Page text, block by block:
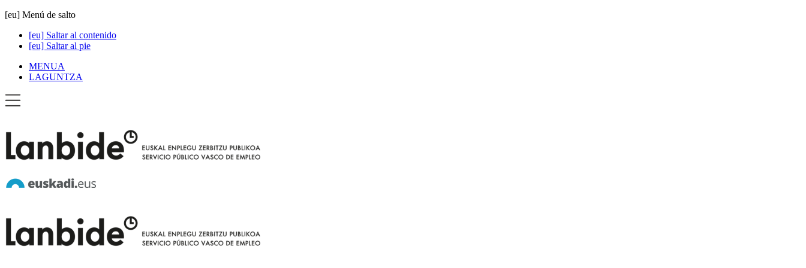
[eu] Menú de salto
[eu] Saltar al contenido
[eu] Saltar al pie
MENUA
LAGUNTZA